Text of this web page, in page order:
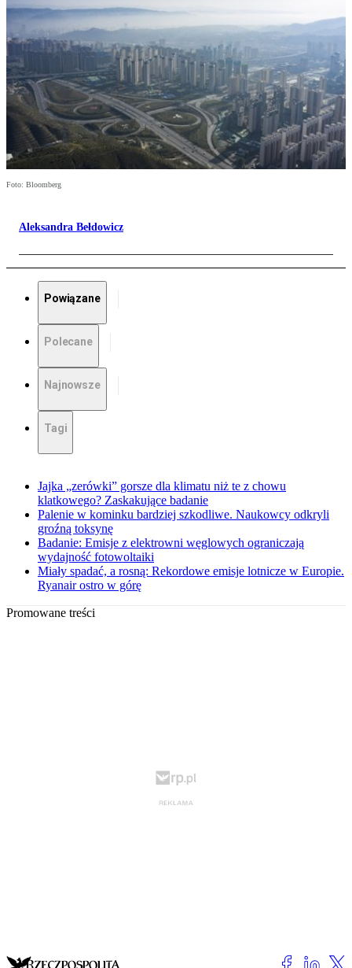
Foto: Bloomberg
Aleksandra Bełdowicz
Powiązane
Polecane
Najnowsze
Tagi
Jajka „zerówki” gorsze dla klimatu niż te z chowu
klatkowego? Zaskakujące badanie
Palenie w kominku bardziej szkodliwe. Naukowcy odkryli
groźną toksynę
Badanie: Emisje z elektrowni węglowych ograniczają
wydajność fotowoltaiki
Miały spadać, a rosną: Rekordowe emisje lotnicze w Europie.
Ryanair ostro w górę
Promowane treści